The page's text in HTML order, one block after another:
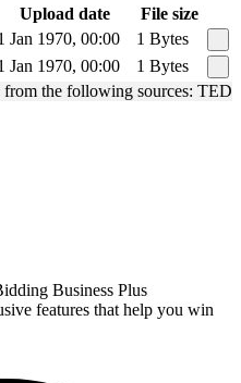
Upload date
File size
Jan 1970, 00:00
1 Bytes
Jan 1970, 00:00
1 Bytes
the following sources: TED
Business Plus
features that help you win